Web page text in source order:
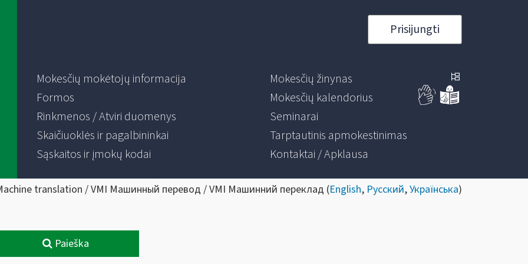
Prisijungti
Mokesčių mokėtojų informacija
Formos
Rinkmenos / Atviri duomenys
Skaičiuoklės ir pagalbininkai
Sąskaitos ir įmokų kodai
Mokesčių žinynas
Mokesčių kalendorius
Seminarai
Tarptautinis apmokestinimas
Kontaktai / Apklausa
translation / VMI Машинный перевод / VMI Машинний переклад (English, Русский,Українська)
Paieška